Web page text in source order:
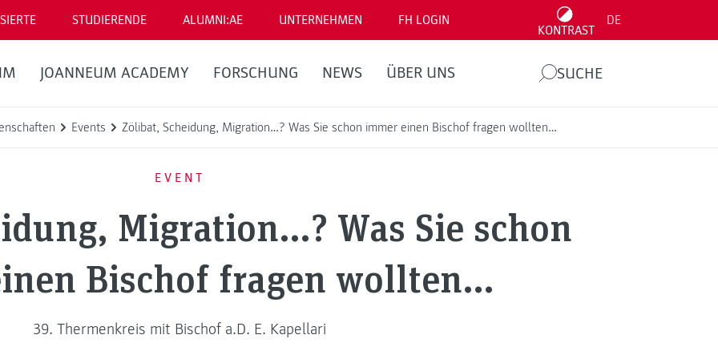
STUDIERENDE ALUMNI:AE UNTERNEHMEN FH LOGIN
KONTRAST
DE
JOANNEUM ACADEMY FORSCHUNG NEWS ÜBER UNS SUCHE
Events Zölibat, Scheidung, Migration…? Was Sie schon immer einen Bischof fragen wollten…
EVENT
Migration…? Was Sie schon
Bischof fragen wollten…
39. Thermenkreis mit Bischof a.D. E. Kapellari